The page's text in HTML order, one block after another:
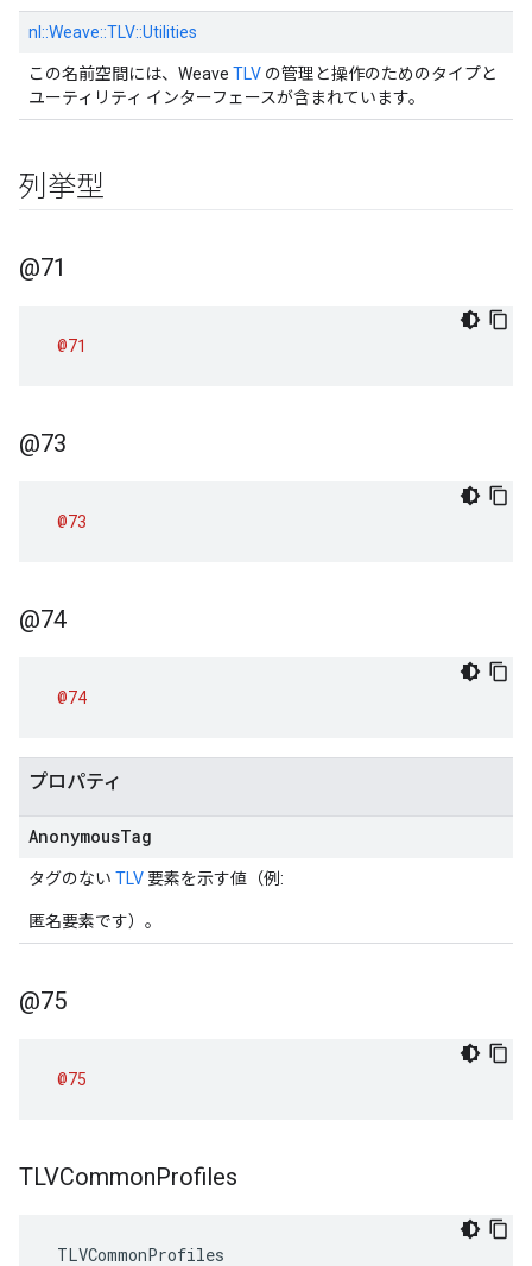
nl::Weave::TLV::Utilities
この名前空間には、Weave TLV の管理と操作のためのタイプと
ユーティリティ インターフェースが含まれています。
列挙型
@71
@71
@73
@73
@74
@74
プロパティ
AnonymousTag
タグのない TLV 要素を示す値（例:
匿名要素です）。
@75
@75
TLVCommonProfiles
TLVCommonProfiles